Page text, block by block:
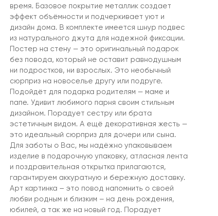
время. Базовое покрытие металлик создает
эффект объёмности и подчеркивает уют и
дизайн дома. В комплекте имеется шнур подвес
из натурального джута для надежной фиксации.
Постер на стену — это оригинальный подарок
без повода, который не оставит равнодушным
ни подростков, ни взрослых. Это необычный
сюрприз на новоселье другу или подруге.
Подойдёт для подарка родителям — маме и
папе. Удивит любимого парня своим стильным
дизайном. Порадует сестру или брата
эстетичным видом. А ещё декоративная жесть —
это идеальный сюрприз для дочери или сына.
Для заботы о Вас, мы надёжно упаковываем
изделие в подарочную упаковку, атласная лента
и поздравительная открытка прилагаются,
гарантируем аккуратную и бережную доставку.
Арт картинка – это повод напомнить о своей
любви родным и близким – на день рождения,
юбилей, а так же на новый год. Порадует